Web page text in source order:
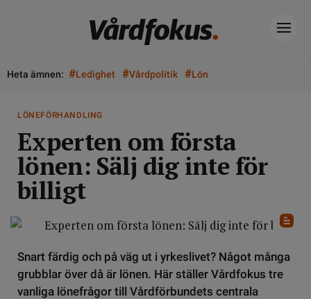
Heta ämnen: #Ledighet #Vårdpolitik #Lön
LÖNEFÖRHANDLING
Experten om första
lönen: Sälj dig inte för
billigt
Snart färdig och på väg ut i yrkeslivet? Något många
grubblar över då är lönen. Här ställer Vårdfokus tre
vanliga lönefrågor till Vårdförbundets centrala